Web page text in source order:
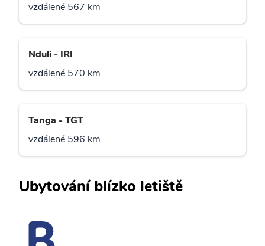
vzdálené 567 km
Nduli - IRI
vzdálené 570 km
Tanga - TGT
vzdálené 596 km
Ubytování blízko letiště